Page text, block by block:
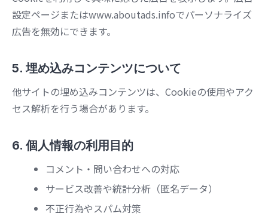
設定ページまたはwww.aboutads.infoでパーソナライズ
広告を無効にできます。
5. 埋め込みコンテンツについて
他サイトの埋め込みコンテンツは、Cookieの使用やアク
セス解析を行う場合があります。
6. 個人情報の利用目的
コメント・問い合わせへの対応
サービス改善や統計分析（匿名データ）
不正行為やスパム対策